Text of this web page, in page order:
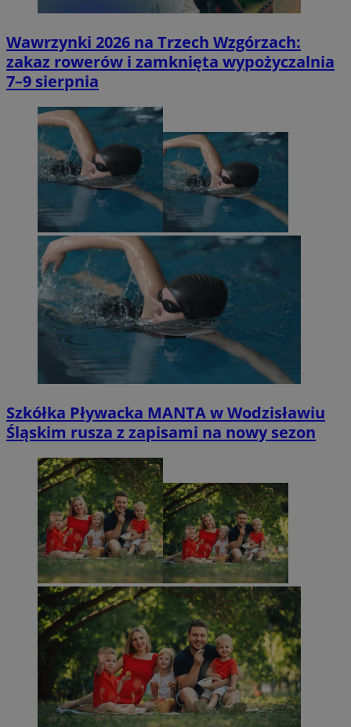
Wawrzynki 2026 na Trzech Wzgórzach:
zakaz rowerów i zamknięta wypożyczalnia
7–9 sierpnia
Szkółka Pływacka MANTA w Wodzisławiu
Śląskim rusza z zapisami na nowy sezon